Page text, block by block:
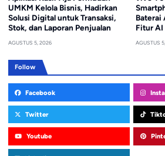
UMKM Kelola Bisnis, Hadirkan
Solusi Digital untuk Transaksi,
Stok, dan Laporan Penjualan
AGUSTUS 5, 2026
Baterai
Fitur
AGUSTUS
Follow
Facebook
Twitter
Youtube